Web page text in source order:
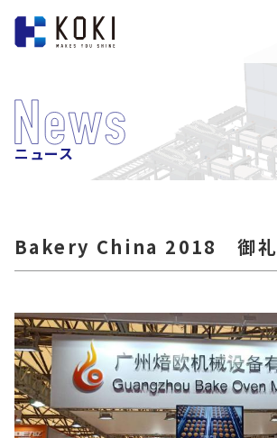
ニュース
Bakery China 2018 御礼